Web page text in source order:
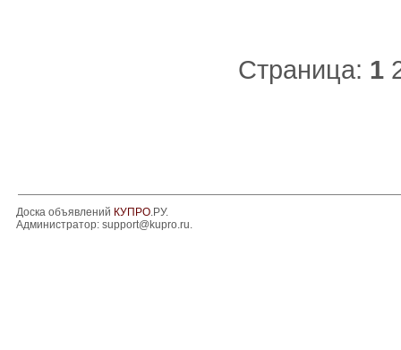
Страница: 1
Доска объявлений КУПРО.РУ.
Администратор: support@kupro.ru.